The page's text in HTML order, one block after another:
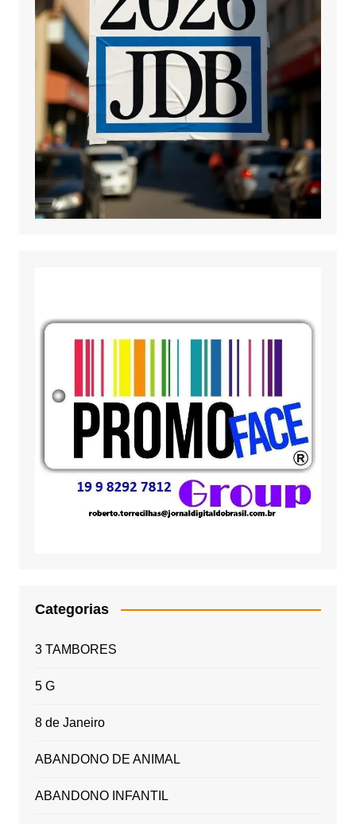
Categorias
3 TAMBORES
5 G
8 de Janeiro
ABANDONO DE ANIMAL
ABANDONO INFANTIL